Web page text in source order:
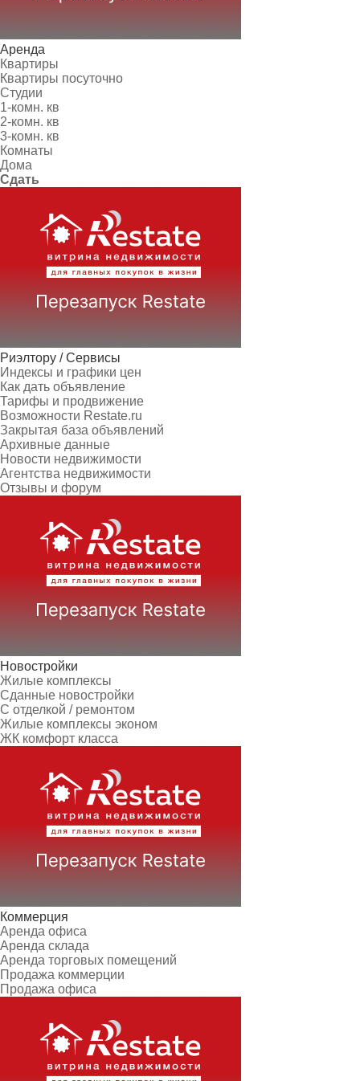
Аренда
Квартиры
Квартиры посуточно
Студии
1-комн. кв
2-комн. кв
3-комн. кв
Комнаты
Дома
Сдать
Риэлтору / Сервисы
Индексы и графики цен
Как дать объявление
Тарифы и продвижение
Возможности Restate.ru
Закрытая база объявлений
Архивные данные
Новости недвижимости
Агентства недвижимости
Отзывы и форум
Новостройки
Жилые комплексы
Сданные новостройки
С отделкой / ремонтом
Жилые комплексы эконом
ЖК комфорт класса
Коммерция
Аренда офиса
Аренда склада
Аренда торговых помещений
Продажа коммерции
Продажа офиса